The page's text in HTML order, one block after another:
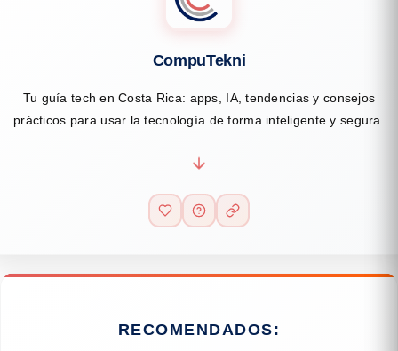
CompuTekni
Tu guía tech en Costa Rica: apps, IA, tendencias y consejos
prácticos para usar la tecnología de forma inteligente y segura.
RECOMENDADOS: